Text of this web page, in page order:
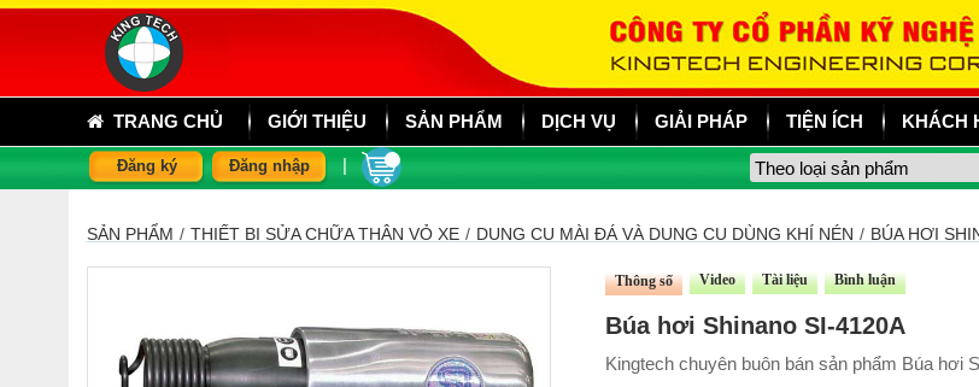
TRANG CHỦ GIỚI THIỆU SẢN PHẨM DỊCH VỤ GIẢI PHÁP TIỆN ÍCH KHÁCH
Đăng ký Đăng nhập
SẢN PHẨM / THIẾT BỊ SỬA CHỮA THÂN VỎ XE / DỤNG CỤ MÀI ĐÁ VÀ DỤNG CỤ DÙNG KHÍ NÉN / BÚA HƠI
Thông số Video Tài liệu Bình luận
Búa hơi Shinano SI-4120A
Kingtech chuyên buôn bán sản phẩm Búa hơi